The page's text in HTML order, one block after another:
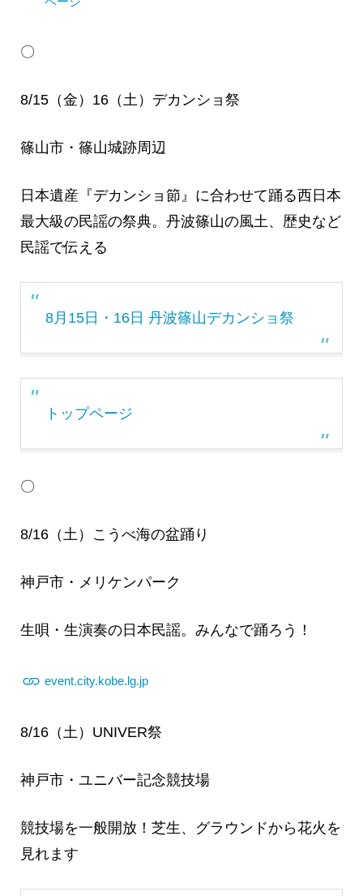
〇
8/15（金）16（土）デカンショ祭
篠山市・篠山城跡周辺
日本遺産『デカンショ節』に合わせて踊る西日本
最大級の民謡の祭典。丹波篠山の風土、歴史など
民謡で伝える
8月15日・16日 丹波篠山デカンショ祭
トップページ
〇
8/16（土）こうべ海の盆踊り
神戸市・メリケンパーク
生唄・生演奏の日本民謡。みんなで踊ろう！
event.city.kobe.lg.jp
8/16（土）UNIVER祭
神戸市・ユニバー記念競技場
競技場を一般開放！芝生、グラウンドから花火を
見れます